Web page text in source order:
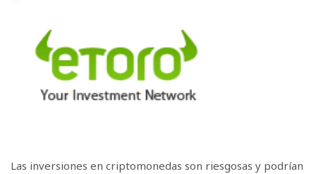
Las inversiones en criptomonedas son riesgosas y podrían